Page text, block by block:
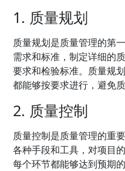
1. 质量规划
质量规划是质量管理的第
需求和标准，制定详细的
要求和检验标准。质量规
都能够按要求进行，避免
2. 质量控制
质量控制是质量管理的重
各种手段和工具，对项目
每个环节都能够达到预期